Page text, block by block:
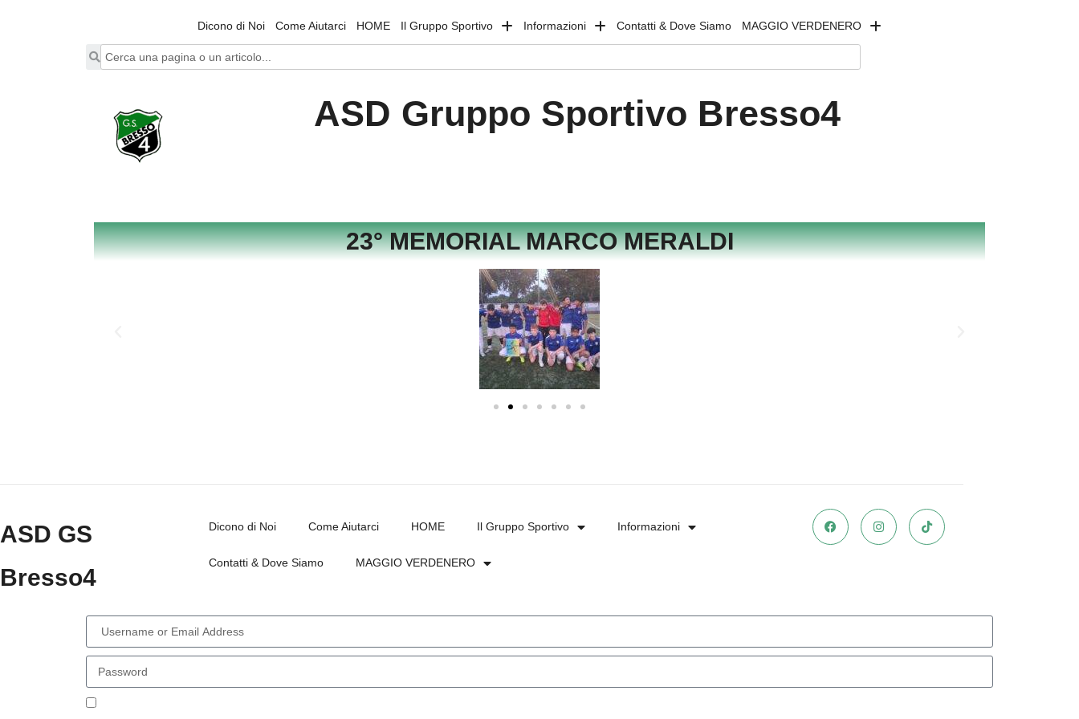
Dicono di Noi Come Aiutarci HOME Il Gruppo Sportivo Informazioni Contatti & Dove Siamo MAGGIO VERDENERO
ASD Gruppo Sportivo Bresso4
23° MEMORIAL MARCO MERALDI
ASD GS
Bresso4
Dicono di Noi Come Aiutarci HOME Il Gruppo Sportivo Informazioni
Contatti & Dove Siamo MAGGIO VERDENERO